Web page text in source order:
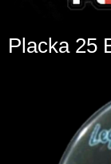
Placka 25